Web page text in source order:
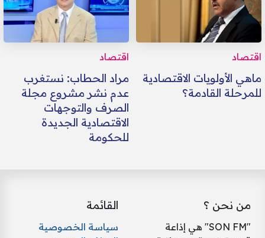
اقتصاد
ماهي الأولويات الاقتصادية
للمرحلة القادمة؟
اقتصاد
مراد الحطاب: نستغرب
عدم نشر مشروع مجلة
الصرف والتوجهات
الاقتصادية الجديدة
للحكومة
من نحن ؟
"SON FM" هي إذاعة
القائمة
سياسة الخصوصية